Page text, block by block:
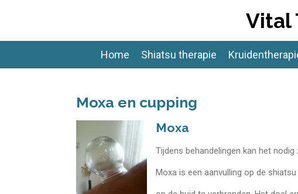
Vital
Home Shiatsu therapie
Moxa en cupping
Moxa
Tijdens behandelingen kan het
Moxa is een aanvulling op de